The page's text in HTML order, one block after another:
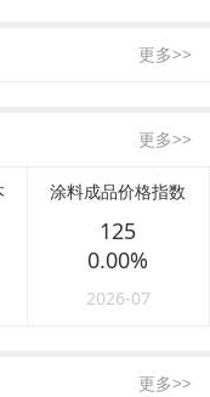
更多>>
更多>>
涂料成品价格指数
125
0.00%
2026-07
更多>>